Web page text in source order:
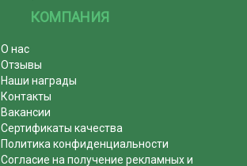
КОМПАНИЯ
О нас
Отзывы
Наши награды
Контакты
Вакансии
Сертификаты качества
Политика конфиденциальности
Согласие на получение рекламных и